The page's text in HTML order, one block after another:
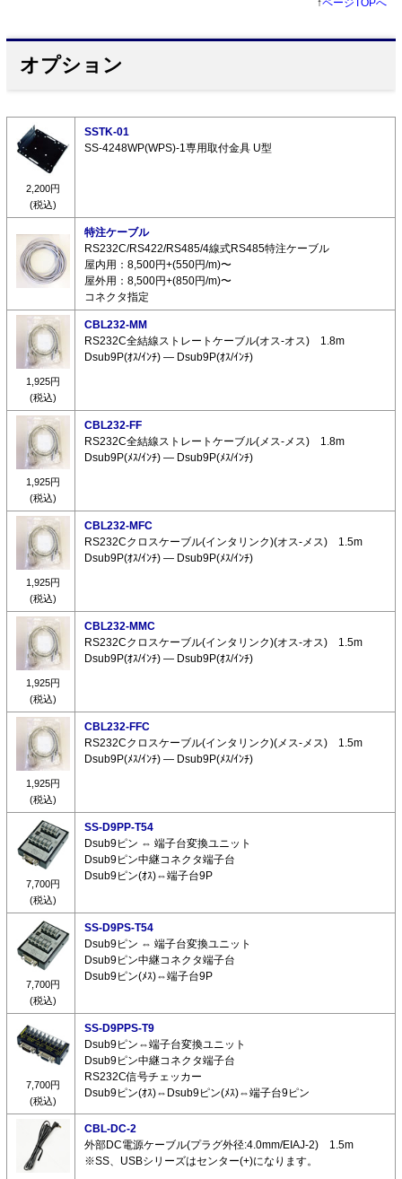
オプション
2,200円
(税込)
SSTK-01
SS-4248WP(WPS)-1専用取付金具 U型
特注ケーブル
RS232C/RS422/RS485/4線式RS485特注ケーブル
屋内用：8,500円+(550円/m)〜
屋外用：8,500円+(850円/m)〜
コネクタ指定
1,925円
(税込)
CBL232-MM
RS232C全結線ストレートケーブル(オス-オス) 1.8m
Dsub9P(ｵｽ/ｲﾝﾁ) ― Dsub9P(ｵｽ/ｲﾝﾁ)
1,925円
(税込)
CBL232-FF
RS232C全結線ストレートケーブル(メス-メス) 1.8m
Dsub9P(ﾒｽ/ｲﾝﾁ) ― Dsub9P(ﾒｽ/ｲﾝﾁ)
1,925円
(税込)
CBL232-MFC
RS232Cクロスケーブル(インタリンク)(オス-メス) 1.5m
Dsub9P(ｵｽ/ｲﾝﾁ) ― Dsub9P(ﾒｽ/ｲﾝﾁ)
1,925円
(税込)
CBL232-MMC
RS232Cクロスケーブル(インタリンク)(オス-オス) 1.5m
Dsub9P(ｵｽ/ｲﾝﾁ) ― Dsub9P(ｵｽ/ｲﾝﾁ)
1,925円
(税込)
CBL232-FFC
RS232Cクロスケーブル(インタリンク)(メス-メス) 1.5m
Dsub9P(ﾒｽ/ｲﾝﾁ) ― Dsub9P(ﾒｽ/ｲﾝﾁ)
7,700円
(税込)
SS-D9PP-T54
Dsub9ピン ⇔ 端子台変換ユニット
Dsub9ピン中継コネクタ端子台
Dsub9ピン(ｵｽ)⇔端子台9P
7,700円
(税込)
SS-D9PS-T54
Dsub9ピン ⇔ 端子台変換ユニット
Dsub9ピン中継コネクタ端子台
Dsub9ピン(ﾒｽ)⇔端子台9P
7,700円
(税込)
SS-D9PPS-T9
Dsub9ピン⇔端子台変換ユニット
Dsub9ピン中継コネクタ端子台
RS232C信号チェッカー
Dsub9ピン(ｵｽ)⇔Dsub9ピン(ﾒｽ)⇔端子台9ピン
CBL-DC-2
外部DC電源ケーブル(プラグ外径:4.0mm/EIAJ-2) 1.5m
※SS、USBシリーズはセンター(+)になります。